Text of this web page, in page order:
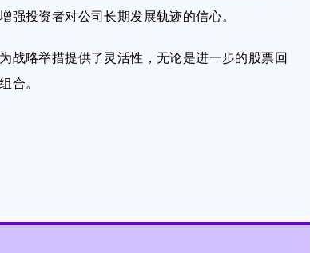
投资者对公司长期发展轨迹的信心。
战略举措提供了灵活性，无论是进一步的股票回
合。